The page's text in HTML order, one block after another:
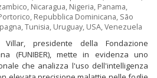
, Nicaragua, Nigeria, Panama,
, Repubblica Dominicana, São
,Tunisia, Uruguay, USA,Venezuela
presidente della Fondazione
(FUNIBER), mette in evidenza uno
che analizza l'uso dell'intelligenza